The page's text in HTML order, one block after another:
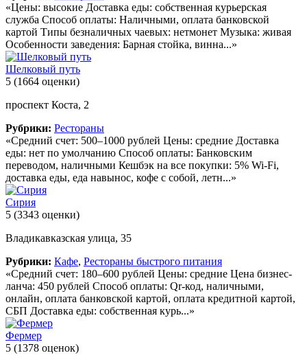
«Цены: высокие Доставка еды: собственная курьерская
служба Способ оплаты: Наличными, оплата банковской
картой Типы безналичных чаевых: нетмонет Музыка: живая
Особенности заведения: Барная стойка, винна...»
Шелковый путь
5 (1664 оценки)
проспект Коста, 2
Рубрики: Рестораны
«Средний счет: 500–1000 рублей Цены: средние Доставка
еды: нет по умолчанию Способ оплаты: Банковским
переводом, наличными Кешбэк на все покупки: 5% Wi-Fi,
доставка еды, еда навынос, кофе с собой, летн...»
Сирия
5 (3343 оценки)
Владикавказская улица, 35
Рубрики: Кафе, Рестораны быстрого питания
«Средний счет: 180–600 рублей Цены: средние Цена бизнес-
ланча: 450 рублей Способ оплаты: Qr-код, наличными,
онлайн, оплата банковской картой, оплата кредитной картой,
СБП Доставка еды: собственная курь...»
Фермер
5 (1378 оценок)